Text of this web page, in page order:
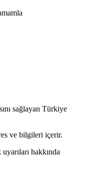
sağlayan Türkiye
ve bilgileri içerir.
hakkında